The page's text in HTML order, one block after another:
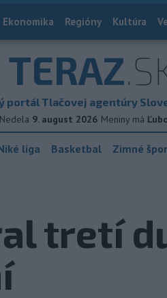
Ekonomika Regióny Kultúra
TERAZ
portál Tlačovej agentúry
Nedela 9. august 2026 Meniny má
liga Basketbal Zimné
tretí